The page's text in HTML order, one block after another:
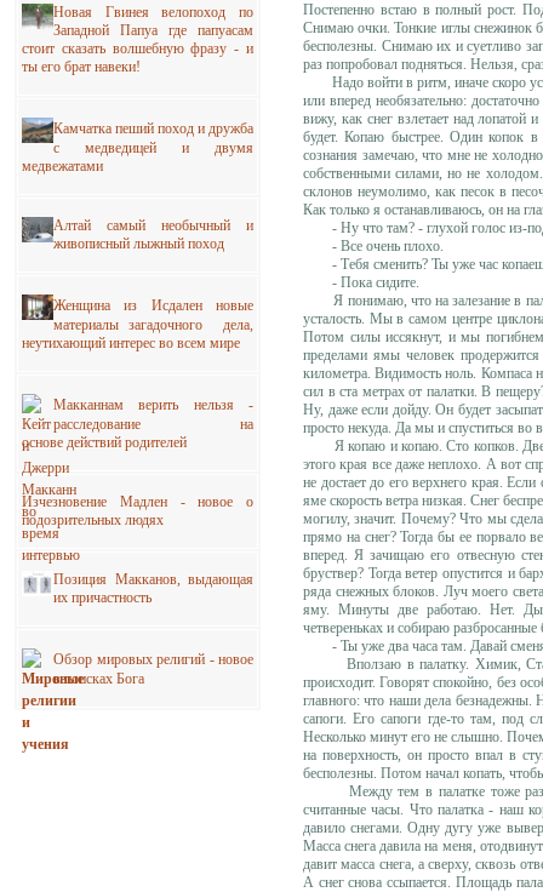
Новая Гвинея велопоход по
Западной Папуа где папуасам
стоит сказать волшебную фразу - и
ты его брат навеки!
Камчатка пеший поход и дружба
с медведицей и двумя
медвежатами
Алтай самый необычный и
живописный лыжный поход
Женщина из Исдален новые
материалы загадочного дела,
неутихающий интерес во всем мире
Макканнам верить нельзя -
расследование на
основе действий родителей
Изчезновение Мадлен - новое о
подозрительных людях
Позиция Макканов, выдающая
их причастность
Обзор мировых религий - новое
в поисках Бога
Постепенно встаю в полный рост.
Снимаю очки. Тонкие иглы снежинок
бесполезны. Снимаю их и суетливо
раз попробовал подняться. Нельзя,
Надо войти в ритм, иначе скоро
или вперед необязательно:
вижу, как снег взлетает над лопатой
будет. Копаю быстрее. Один копок
сознания замечаю, что мне не
собственными силами, но не
склонов неумолимо, как песок в
Как только я останавливаюсь, он на
- Ну что там? - глухой голос из-
- Все очень плохо.
- Тебя сменить? Ты уже час
- Пока сидите.
Я понимаю, что на залезание в
усталость. Мы в самом центре
Потом силы иссякнут, и мы
пределами ямы человек
километра. Видимость ноль. Компаса
сил в ста метрах от палатки. В
Ну, даже если дойду. Он будет
просто некуда. Да мы и спуститься во
Я копаю и копаю. Сто копков.
этого края все даже неплохо. А вот
не достает до его верхнего края.
яме скорость ветра низкая. Снег
могилу, значит. Почему? Что мы
прямо на снег? Тогда бы ее порвало
вперед. Я зачищаю его отвесную
бруствер? Тогда ветер опустится и
ряда снежных блоков. Луч моего
яму. Минуты две работаю. Нет.
четвереньках и собираю
- Ты уже два часа там. Давай
Вползаю в палатку. Химик, Ста и
происходит. Говорят спокойно, без
главного: что наши дела безнадежны.
сапоги. Его сапоги где-то там, под
Несколько минут его не слышно.
на поверхность, он просто впал в
бесполезны. Потом начал копать,
Между тем в палатке тоже
считанные часы. Что палатка - наш
давило снегами. Одну дугу уже
Масса снега давила на меня,
давит масса снега, а сверху, сквозь
А снег снова ссыпается. Площадь